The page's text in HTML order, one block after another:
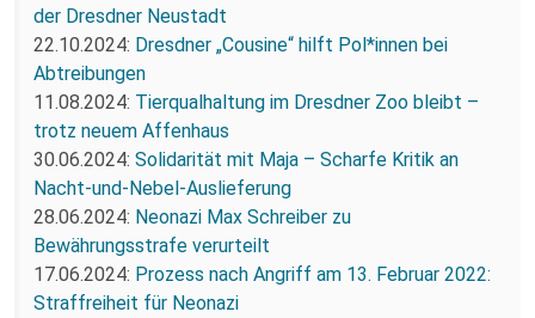
der Dresdner Neustadt
22.10.2024: Dresdner „Cousine“ hilft Pol*innen bei
Abtreibungen
11.08.2024: Tierqualhaltung im Dresdner Zoo bleibt –
trotz neuem Affenhaus
30.06.2024: Solidarität mit Maja – Scharfe Kritik an
Nacht-und-Nebel-Auslieferung
28.06.2024: Neonazi Max Schreiber zu
Bewährungsstrafe verurteilt
17.06.2024: Prozess nach Angriff am 13. Februar 2022:
Straffreiheit für Neonazi